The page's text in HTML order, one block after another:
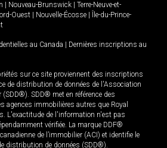
Nouveau-Brunswick
Terre-Neuve-et-
Ouest Nouvelle-Écosse
Île-du-Prince-
au Canada
Dernières inscriptions au
sur ce site proviennent des inscriptions
de distribution de données de l'Association
(SDD®). SDD® met en référence des
agences immobilières autres que Royal
L'exactitude de l'information n'est pas
vérifiée. La marque DDF®
de l’immobilier (ACI) et identifie le
distribution de données (SDD®).